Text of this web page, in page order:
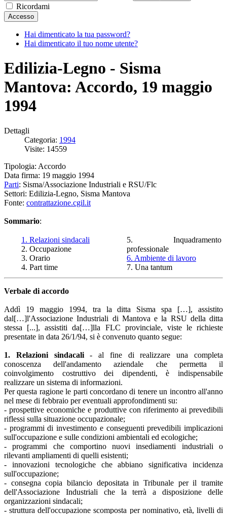
Ricordami
Accesso
Hai dimenticato la tua password?
Hai dimenticato il tuo nome utente?
Edilizia-Legno - Sisma
Mantova: Accordo, 19 maggio
1994
Dettagli
Categoria: 1994
Visite: 14559
Tipologia: Accordo
Data firma: 19 maggio 1994
Parti: Sisma/Associazione Industriali e RSU/Flc
Settori: Edilizia-Legno, Sisma Mantova
Fonte: contrattazione.cgil.it
Sommario:
1. Relazioni sindacali
2. Occupazione
3. Orario
4. Part time
5. Inquadramento
professionale
6. Ambiente di lavoro
7. Una tantum
Verbale di accordo
Addì 19 maggio 1994, tra la ditta Sisma spa […], assistito
dal[…]l'Associazione Industriali di Mantova e la RSU della ditta
stessa [...], assistiti da[…]lla FLC provinciale, viste le richieste
presentate in data 26/1/94, si è convenuto quanto segue:
1. Relazioni sindacali- al fine di realizzare una completa
conoscenza dell'andamento aziendale che permetta il
coinvolgimento costruttivo dei dipendenti, è indispensabile
realizzare un sistema di informazioni.
Per questa ragione le parti concordano di tenere un incontro all'anno
nel mese di febbraio per eventuali approfondimenti su:
- prospettive economiche e produttive con riferimento ai prevedibili
riflessi sulla situazione occupazionale;
- programmi di investimento e conseguenti prevedibili implicazioni
sull'occupazione e sulle condizioni ambientali ed ecologiche;
- programmi che comportino nuovi insediamenti industriali o
rilevanti ampliamenti di quelli esistenti;
- innovazioni tecnologiche che abbiano significativa incidenza
sull'occupazione;
- consegna copia bilancio depositata in Tribunale per il tramite
dell'Associazione Industriali che la terrà a disposizione delle
organizzazioni sindacali;
- struttura dell'occupazione scomposta per nominativo, età, livelli di